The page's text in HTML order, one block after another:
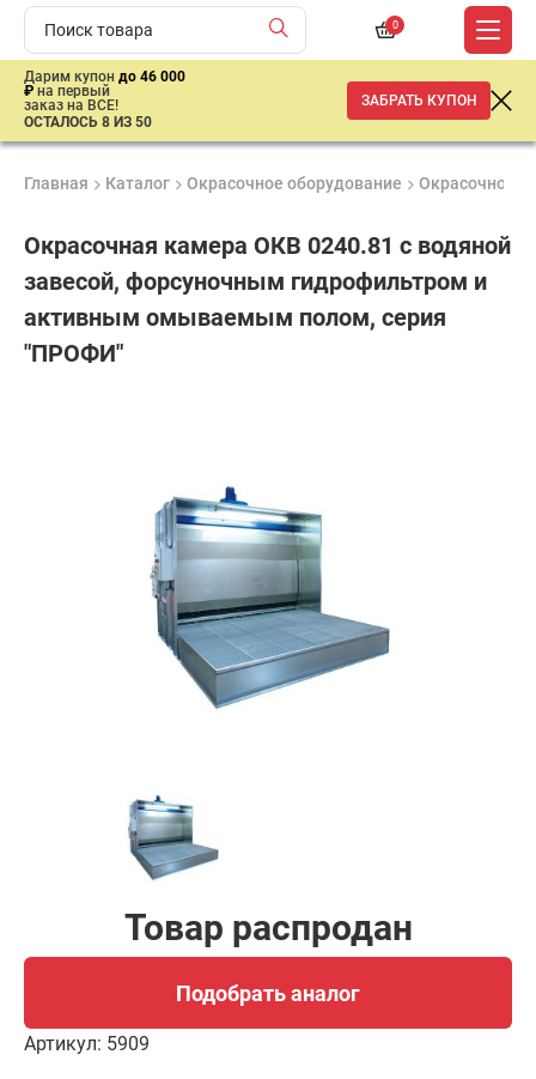
0
Дарим купон до 46 000
₽ на первый
заказ на ВСЕ!
ОСТАЛОСЬ 8 ИЗ 50
ЗАБРАТЬ КУПОН
Главная Каталог Окрасочное оборудование Окрасочно-
Окрасочная камера ОКВ 0240.81 с водяной
завесой, форсуночным гидрофильтром и
активным омываемым полом, серия
"ПРОФИ"
Товар распродан
Подобрать аналог
Артикул: 5909
Подобрать аналог